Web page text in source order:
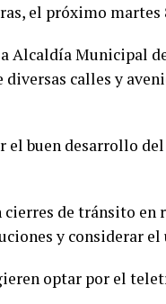
el próximo martes
Alcaldía Municipal
calles y
buen desarrollo
de tránsito en
y considerar
optar por el